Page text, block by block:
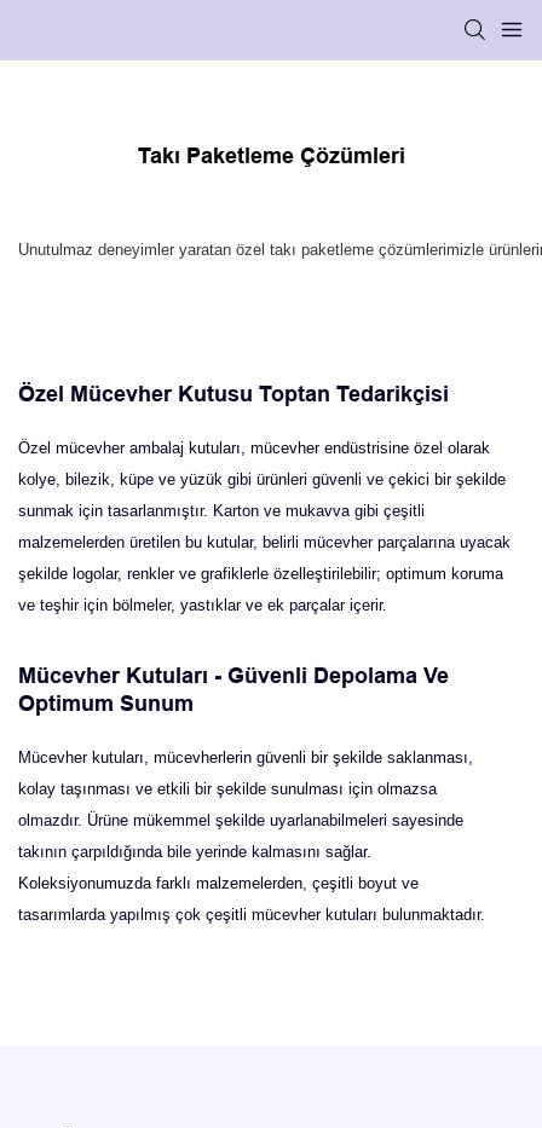
Özel Mücevher Kutusu Toptan Tedarikçisi
Özel mücevher ambalaj kutuları, mücevher endüstrisine özel olarak
kolye, bilezik, küpe ve yüzük gibi ürünleri güvenli ve çekici bir şekilde
sunmak için tasarlanmıştır. Karton ve mukavva gibi çeşitli
malzemelerden üretilen bu kutular, belirli mücevher parçalarına uyacak
şekilde logolar, renkler ve grafiklerle özelleştirilebilir; optimum koruma
ve teşhir için bölmeler, yastıklar ve ek parçalar içerir.
Mücevher Kutuları - Güvenli Depolama Ve
Optimum Sunum
Mücevher kutuları, mücevherlerin güvenli bir şekilde saklanması,
kolay taşınması ve etkili bir şekilde sunulması için olmazsa
olmazdır. Ürüne mükemmel şekilde uyarlanabilmeleri sayesinde
takının çarpıldığında bile yerinde kalmasını sağlar.
Koleksiyonumuzda farklı malzemelerden, çeşitli boyut ve
tasarımlarda yapılmış çok çeşitli mücevher kutuları bulunmaktadır.